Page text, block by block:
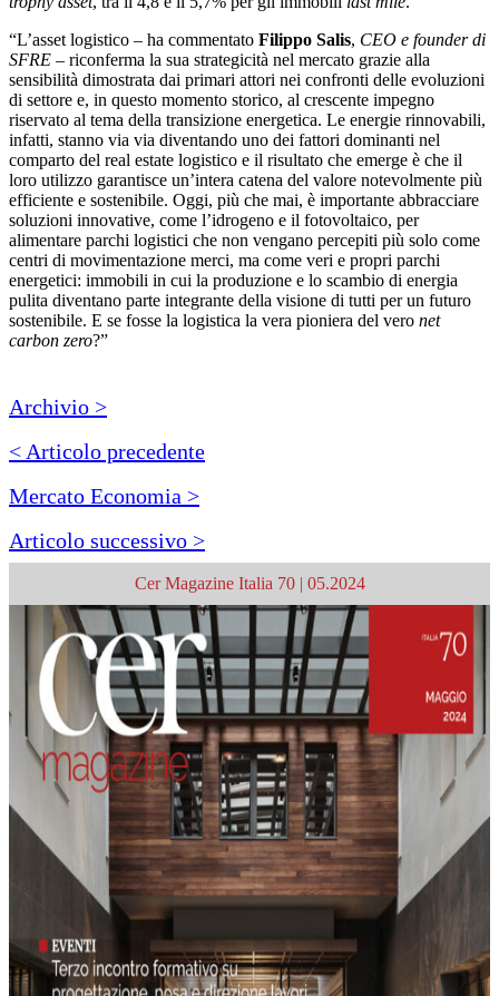
“L’asset logistico – ha commentato Filippo Salis, CEO e founder di
SFRE – riconferma la sua strategicità nel mercato grazie alla
sensibilità dimostrata dai primari attori nei confronti delle evoluzioni
di settore e, in questo momento storico, al crescente impegno
riservato al tema della transizione energetica. Le energie rinnovabili,
infatti, stanno via via diventando uno dei fattori dominanti nel
comparto del real estate logistico e il risultato che emerge è che il
loro utilizzo garantisce un’intera catena del valore notevolmente più
efficiente e sostenibile. Oggi, più che mai, è importante abbracciare
soluzioni innovative, come l’idrogeno e il fotovoltaico, per
alimentare parchi logistici che non vengano percepiti più solo come
centri di movimentazione merci, ma come veri e propri parchi
energetici: immobili in cui la produzione e lo scambio di energia
pulita diventano parte integrante della visione di tutti per un futuro
sostenibile. E se fosse la logistica la vera pioniera del vero net
carbon zero?”
Archivio >
< Articolo precedente
Mercato Economia >
Articolo successivo >
Cer Magazine Italia 70 | 05.2024